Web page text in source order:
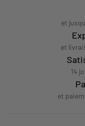
et
et
14
et